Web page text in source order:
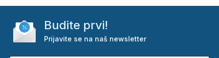
Budite prvi!
Prijavite se na naš newsletter